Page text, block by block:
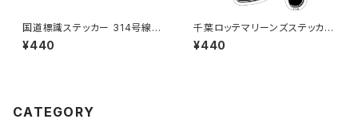
国道標識ステッカー 314号線
（ブラック）
¥440
千葉ロッテマリーンズステッカー
14
¥440
CATEGORY